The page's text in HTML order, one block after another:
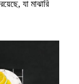
যা মাঝারি